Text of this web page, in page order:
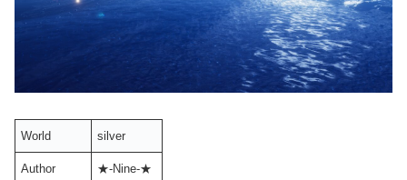
World silver
Author ★-Nine-★